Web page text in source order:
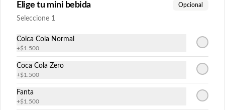
Futomaki
Elige tu mini bebida Opcional
Seleccione 1
Colca Cola Normal
+$1.500
Coca Cola Zero
+$1.500
Fanta
+$1.500